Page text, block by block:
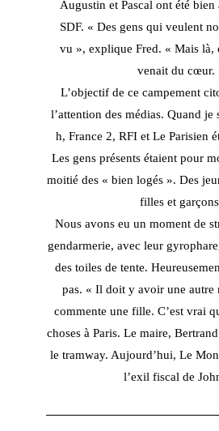
Augustin et Pascal ont été
SDF. «Des gens qui veulent
vu », explique Fred. « Mais là,
venait du cœur.
L’objectif de ce campement
l’attention des médias. Quand je
h, France 2, RFI et Le Parisien
Les gens présents étaient pour
moitié des « bien logés ». Des
filles et
Nous avons eu un moment de
gendarmerie, avec leur
des toiles de tente.
pas. «Il doit y avoir une autre
commente une fille. C’est vrai
choses à Paris. Le maire,
le tramway. Aujourd’hui, Le
l’exil fiscal de